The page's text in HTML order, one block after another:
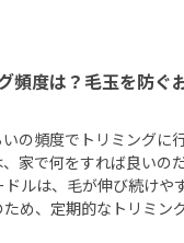
頻度は？毛玉を防ぐ
いの頻度でトリミングに
家で何をすれば良いの
ルは、毛が伸び続けや
め、定期的なトリミン